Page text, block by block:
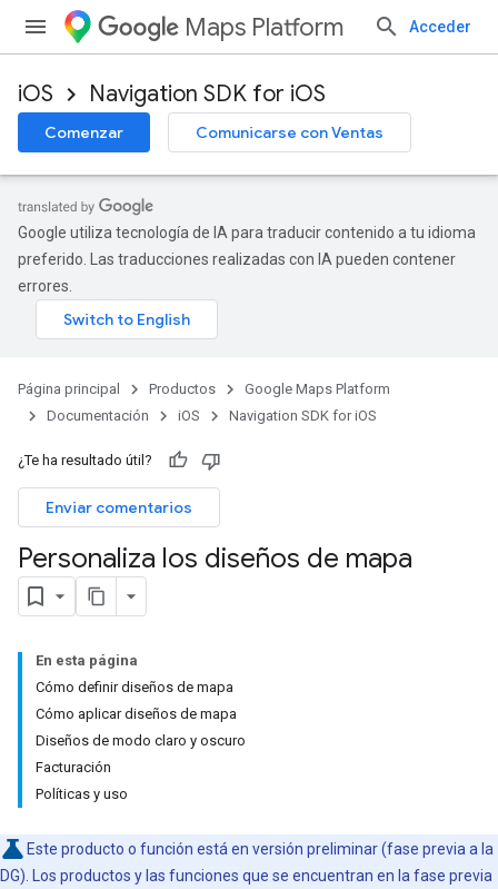
Maps Platform Acceder
iOS Navigation SDK for iOS
Comenzar Comunicarse con Ventas
Google utiliza tecnología de IA para traducir contenido a tu idioma
preferido. Las traducciones realizadas con IA pueden contener
errores.
Página principal Productos
Google Maps Platform
Documentación
iOS Navigation SDK for iOS
¿Te ha resultado útil?
Enviar comentarios
Personaliza los diseños de mapa
En esta página
Cómo definir diseños de mapa
Cómo aplicar diseños de mapa
Diseños de modo claro y oscuro
Facturación
Políticas y uso
Este producto o función está en versión preliminar (fase previa a la
DG). Los productos y las funciones que se encuentran en la fase previa